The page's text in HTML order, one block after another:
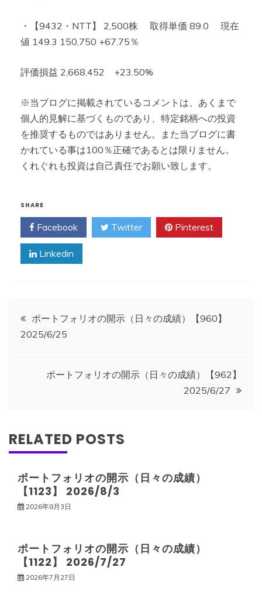
・【9432・NTT】 2,500株 取得単価 89.0 現在
値 149.3 150,750 +67.75％
評価損益 2,668,452 +23.50%
※当ブログに掲載されているコメントは、あくまで
個人的見解に基づくものであり、特定銘柄への投資
を推奨するものではありません。また当ブログに書
かれている事は100％正確であるとは限りません。
くれぐれも投資は自己責任でお願い致します。
SHARE
Facebook Twitter Pinterest
Linkedin
投
稿
ゲ
ー
シ
ン
ポートフォリオの開示（日々の成績）【960】
2025/6/25
ポートフォリオの開示（日々の成績）【962】
2025/6/27
RELATED POSTS
ポートフォリオの開示（日々の成績）
【1123】 2026/8/3
2026年8月3日
ポートフォリオの開示（日々の成績）
【1122】 2026/7/27
2026年7月27日